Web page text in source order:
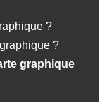
?
?
graphique